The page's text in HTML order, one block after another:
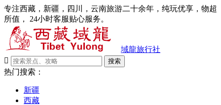
专注西藏，新疆，四川，云南旅游二十余年，纯玩优享，物超
所值， 24小时客服贴心服务。
域龍旅行社

搜索
热门搜索：
新疆
西藏